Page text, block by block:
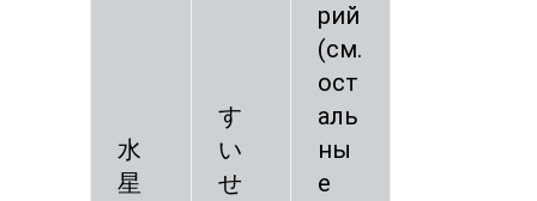
水
星
す
い
せ
рий
(см.
ост
аль
ны
е